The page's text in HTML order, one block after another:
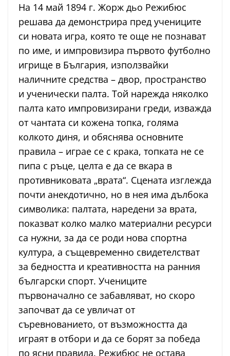
На 14 май 1894 г. Жорж дьо Режибюс
решава да демонстрира пред учениците
си новата игра, която те още не познават
по име, и импровизира първото футболно
игрище в България, използвайки
наличните средства – двор, пространство
и ученически палта. Той нарежда няколко
палта като импровизирани греди, изважда
от чантата си кожена топка, голяма
колкото диня, и обяснява основните
правила – играе се с крака, топката не се
пипа с ръце, целта е да се вкара в
противниковата „врата“. Сцената изглежда
почти анекдотично, но в нея има дълбока
символика: палтата, наредени за врата,
показват колко малко материални ресурси
са нужни, за да се роди нова спортна
култура, а същевременно свидетелстват
за бедността и креативността на ранния
български спорт. Учениците
първоначално се забавляват, но скоро
започват да се увличат от
съревнованието, от възможността да
играят в отбори и да се борят за победа
по ясни правила. Режибюс не остава